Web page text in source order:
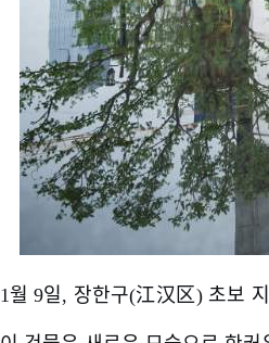
1월 9일, 장한구(江汉区) 초보